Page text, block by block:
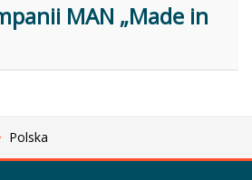
MAN „Made in
Polska